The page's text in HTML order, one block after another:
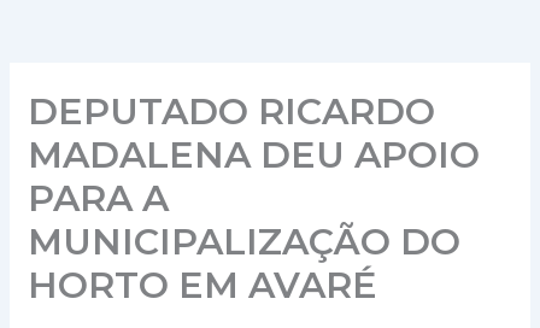
DEPUTADO RICARDO
MADALENA DEU APOIO
PARA A
MUNICIPALIZAÇÃO DO
HORTO EM AVARÉ